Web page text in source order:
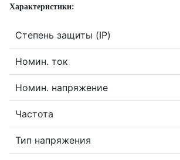
Характеристики:
Степень защиты (IP)
Номин. ток
Номин. напряжение
Частота
Тип напряжения